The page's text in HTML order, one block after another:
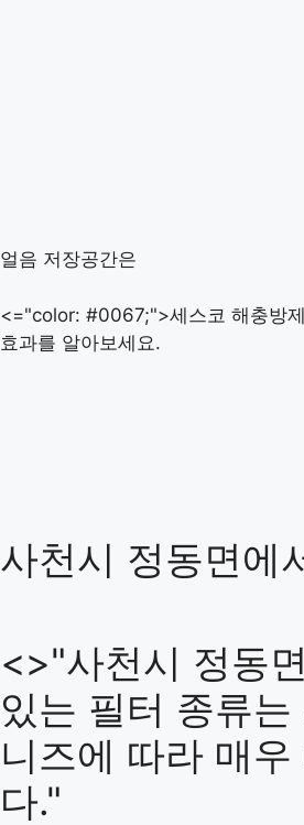
얼음 저장공간은
<="color: #0067;">세스코 해충방
효과를 알아보세요.
사천시 정동면에
<>"사천시 정동
있는 필터 종류는
니즈에 따라 매우
다."